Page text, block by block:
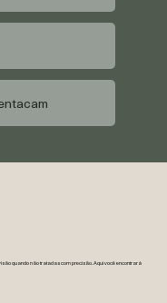
quando não tratadas com precisão. Aqui você encontrará